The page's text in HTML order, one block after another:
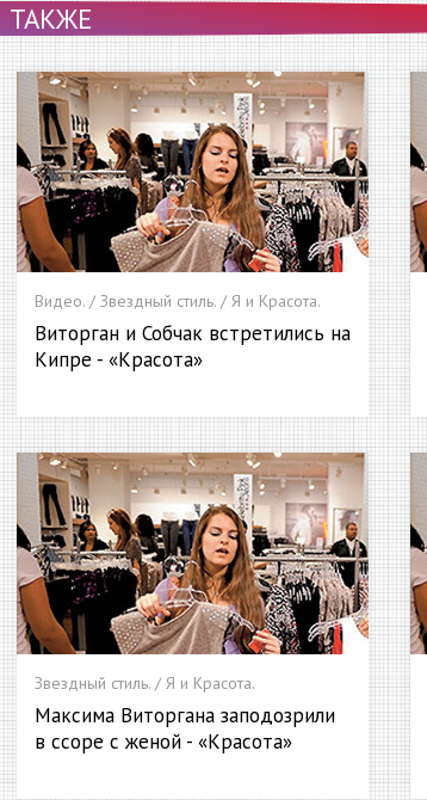
ТАКЖЕ
Видео. / Звездный стиль. / Я и Красота.
Виторган и Собчак встретились на
Кипре - «Красота»
Звездный стиль. / Я и Красота.
Максима Виторгана заподозрили
в ссоре с женой - «Красота»